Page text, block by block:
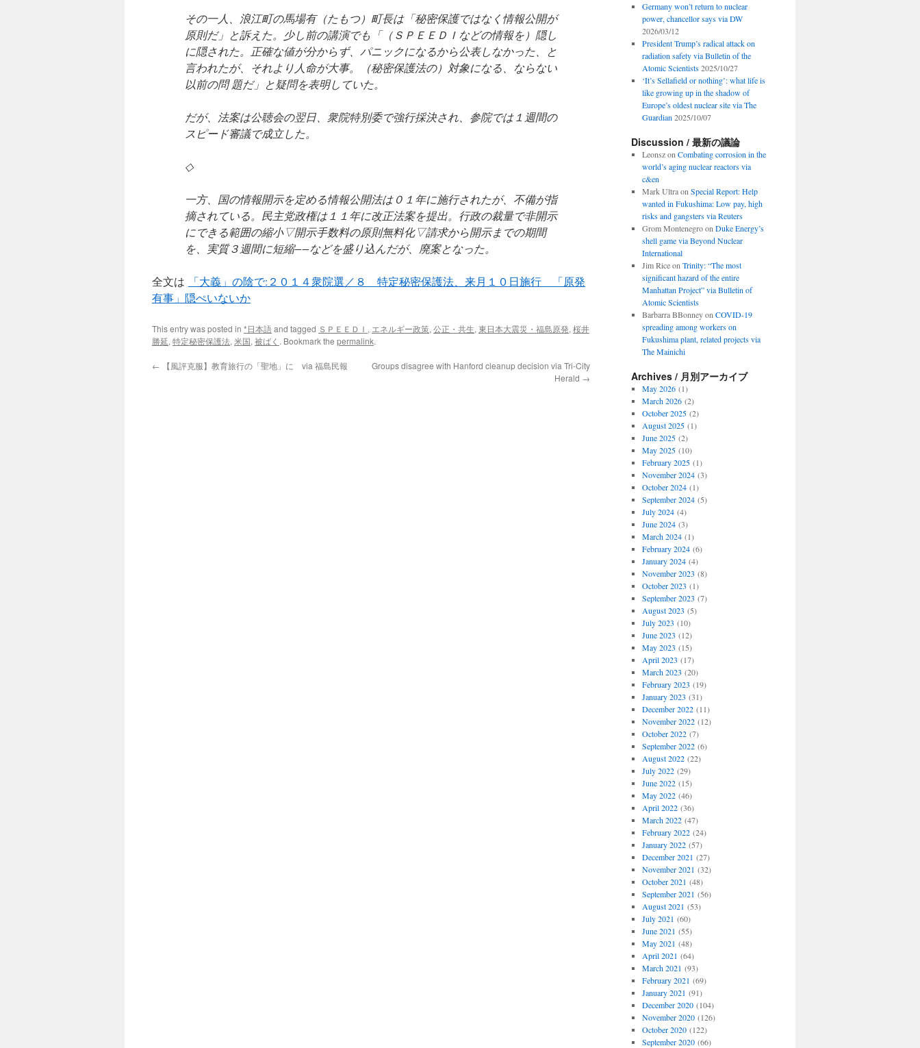
その一人、浪江町の馬場有（たもつ）町長は「秘密保護ではなく情報公開が
原則だ」と訴えた。少し前の講演でも「（ＳＰＥＥＤＩなどの情報を）隠し
に隠された。正確な値が分からず、パニックになるから公表しなかった、と
言われたが、それより人命が大事。（秘密保護法の）対象になる、ならない
以前の問 題だ」と疑問を表明していた。
だが、法案は公聴会の翌日、衆院特別委で強行採決され、参院では１週間の
スピード審議で成立した。
◇
一方、国の情報開示を定める情報公開法は０１年に施行されたが、不備が指
摘されている。民主党政権は１１年に改正法案を提出。行政の裁量で非開示
にできる範囲の縮小▽開示手数料の原則無料化▽請求から開示までの期間
を、実質３週間に短縮−−などを盛り込んだが、廃案となった。
全文は
「大義」の陰で:２０１４衆院選／８ 特定秘密保護法、来月１０日施行 「原発
有事」隠ぺいないか
This entry was posted in *日本語and tagged ＳＰＥＥＤＩ , エネルギー政策, 公正・共生, 東日本大震災・福島原発, 桜井
勝延, 特定秘密保護法, 米国, 被ばく . Bookmark the permalink.
← 【風評克服】教育旅行の「聖地」に via 福島民報
Groups disagree with Hanford cleanup decision via Tri-City
Herald →
Germany won’t return to nuclear
power, chancellor says via DW
2026/03/12
President Trump’s radical attack on
radiation safety via Bulletin of the
Atomic Scientists 2025/10/27
‘It’s Sellafield or nothing’: what life is
like growing up in the shadow of
Europe’s oldest nuclear site via The
Guardian 2025/10/07
Discussion / 最新の議論
Leonszon Combating corrosion in the
world’s aging nuclear reactors via
c&en
Mark Ultraon Special Report: Help
wanted in Fukushima: Low pay, high
risks and gangsters via Reuters
Grom Montenegroon Duke Energy’s
shell game via Beyond Nuclear
International
Jim Riceon Trinity: “The most
significant hazard of the entire
Manhattan Project” via Bulletin of
Atomic Scientists
Barbarra BBonneyon COVID-19
spreading among workers on
Fukushima plant, related projects via
The Mainichi
Archives / 月別アーカイブ
May 2026(1)
March 2026(2)
October 2025(2)
August 2025(1)
June 2025(2)
May 2025(10)
February 2025(1)
November 2024(3)
October 2024(1)
September 2024(5)
July 2024(4)
June 2024(3)
March 2024(1)
February 2024(6)
January 2024(4)
November 2023 (8)
October 2023 (1)
September 2023 (7)
August 2023 (5)
July 2023 (10)
June 2023 (12)
May 2023 (15)
April 2023 (17)
March 2023 (20)
February 2023 (19)
January 2023 (31)
December 2022(11)
November 2022(12)
October 2022(7)
September 2022(6)
August 2022(22)
July 2022(29)
June 2022(15)
May 2022(46)
April 2022(36)
March 2022(47)
February 2022(24)
January 2022(57)
December 2021 (27)
November 2021 (32)
October 2021 (48)
September 2021 (56)
August 2021 (53)
July 2021 (60)
June 2021 (55)
May 2021 (48)
April 2021 (64)
March 2021 (93)
February 2021 (69)
January 2021 (91)
December 2020(104)
November 2020(126)
October 2020(122)
September 2020(66)